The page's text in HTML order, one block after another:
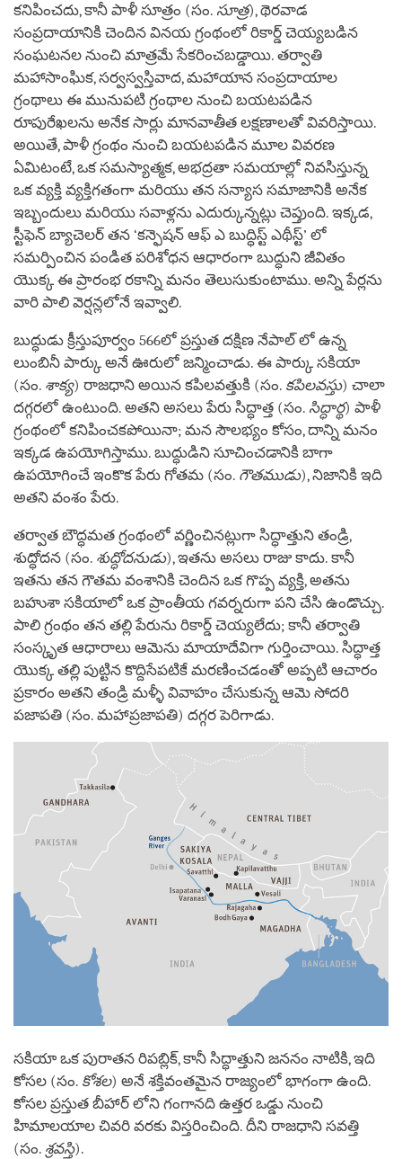
కనిపించదు, కానీ పాళీ సూత్రం (సం. సూత్ర), థెరవాడ
సంప్రదాయానికి చెందిన వినయ గ్రంథంలో రికార్డ్ చెయ్యబడిన
సంఘటనల నుంచి మాత్రమే సేకరించబడ్డాయి. తర్వాతి
మహాసాంఘిక, సర్వస్వస్తివాద, మహాయాన సంప్రదాయాల
గ్రంథాలు ఈ మునుపటి గ్రంథాల నుంచి బయటపడిన
రూపురేఖలను అనేక సార్లు మానవాతీత లక్షణాలతో వివరిస్తాయి.
అయితే, పాళీ గ్రంథం నుంచి బయటపడిన మూల వివరణ
ఏమిటంటే, ఒక సమస్యాత్మక, అభద్రతా సమయాల్లో నివసిస్తున్న
ఒక వ్యక్తి వ్యక్తిగతంగా మరియు తన సన్యాస సమాజానికి అనేక
ఇబ్బందులు మరియు సవాళ్లను ఎదుర్కున్నట్లు చెప్తుంది. ఇక్కడ,
స్టీఫెన్ బ్యాచెలర్ తన ‘కన్ఫెషన్ ఆఫ్ ఎ బుద్ధిస్ట్ ఎథీస్ట్’ లో
సమర్పించిన పండిత పరిశోధన ఆధారంగా బుద్ధుని జీవితం
యొక్క ఈ ప్రారంభ రకాన్ని మనం తెలుసుకుంటాము. అన్ని పేర్లను
వారి పాలి వెర్షన్లలోనే ఇవ్వాలి.
బుద్ధుడు క్రీస్తుపూర్వం 566లో ప్రస్తుత దక్షిణ నేపాల్ లో ఉన్న
లుంబినీ పార్కు అనే ఊరులో జన్మించాడు. ఈ పార్కు సకియా
(సం. శాక్య) రాజధాని అయిన కపిలవత్తుకి (సం. కపిలవస్తు) చాలా
దగ్గరలో ఉంటుంది. అతని అసలు పేరు సిద్ధాత్త (సం. సిద్ధార్థ) పాళీ
గ్రంథంలో కనిపించకపోయినా; మన సౌలభ్యం కోసం, దాన్ని మనం
ఇక్కడ ఉపయోగిస్తాము. బుద్ధుడిని సూచించడానికి బాగా
ఉపయోగించే ఇంకొక పేరు గోతమ (సం. గౌతముడు), నిజానికి ఇది
అతని వంశం పేరు.
తర్వాత బౌద్ధమత గ్రంథంలో వర్ణించినట్లుగా సిద్ధాత్తుని తండ్రి,
శుద్ధోదన (సం. శుద్ధోదనుడు), ఇతను అసలు రాజు కాదు. కానీ
ఇతను తన గౌతమ వంశానికి చెందిన ఒక గొప్ప వ్యక్తి, అతను
బహుశా సకియాలో ఒక ప్రాంతీయ గవర్నరుగా పని చేసి ఉండొచ్చు.
పాలి గ్రంథం తన తల్లి పేరును రికార్డ్ చెయ్యలేదు; కానీ తర్వాతి
సంస్కృత ఆధారాలు ఆమెను మాయాదేవిగా గుర్తించాయి. సిద్ధాత్త
యొక్క తల్లి పుట్టిన కొద్దిసేపటికే మరణించడంతో అప్పటి ఆచారం
ప్రకారం అతని తండ్రి మళ్ళీ వివాహం చేసుకున్న ఆమె సోదరి
పజాపతి (సం. మహాప్రజాపతి) దగ్గర పెరిగాడు.
సకియా ఒక పురాతన రిపబ్లిక్, కానీ సిద్ధాత్తుని జననం నాటికి, ఇది
కోసల (సం. కోశల) అనే శక్తివంతమైన రాజ్యంలో భాగంగా ఉంది.
కోసల ప్రస్తుత బీహార్ లోని గంగానది ఉత్తర ఒడ్డు నుంచి
హిమాలయాల చివరి వరకు విస్తరించింది. దీని రాజధాని సవత్తి
(సం. శ్రవస్తి).